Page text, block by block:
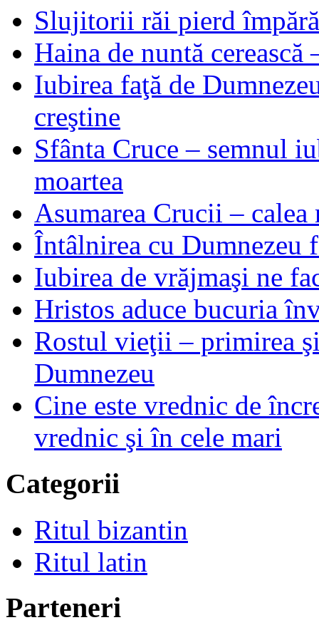
Slujitorii răi pierd
Haina de nuntă
Iubirea faţă de
creştine
Sfânta Cruce – semnul
moartea
Asumarea Crucii –
Întâlnirea cu Dumnezeu
Iubirea de vrăjmaşi ne
Hristos aduce bucuria
Rostul vieţii – primirea
Dumnezeu
Cine este vrednic de
vrednic şi în cele mari
Categorii
Ritul bizantin
Ritul latin
Parteneri